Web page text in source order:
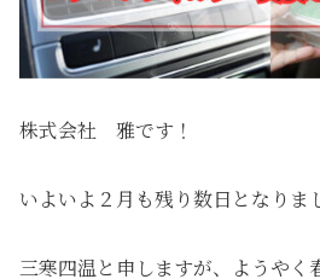
株式会社 雅です！
いよいよ２月も残り数日となりま
三寒四温と申しますが、ようやく